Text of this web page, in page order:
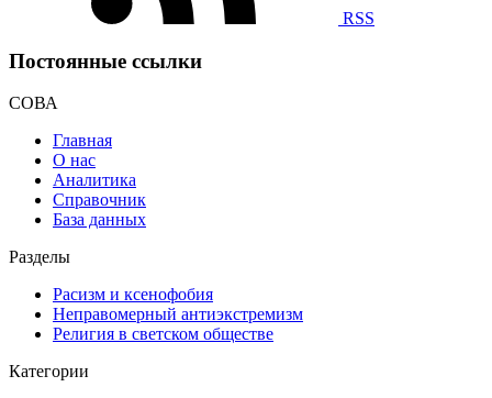
RSS
Постоянные ссылки
СОВА
Главная
О нас
Аналитика
Справочник
База данных
Разделы
Расизм и ксенофобия
Неправомерный антиэкстремизм
Религия в светском обществе
Категории